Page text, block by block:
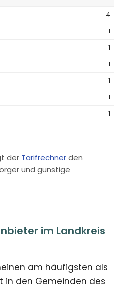
4
1
1
1
1
1
1
der Tarifrechnerden
und günstige
im Landkreis
am häufigsten als
in den Gemeinden des